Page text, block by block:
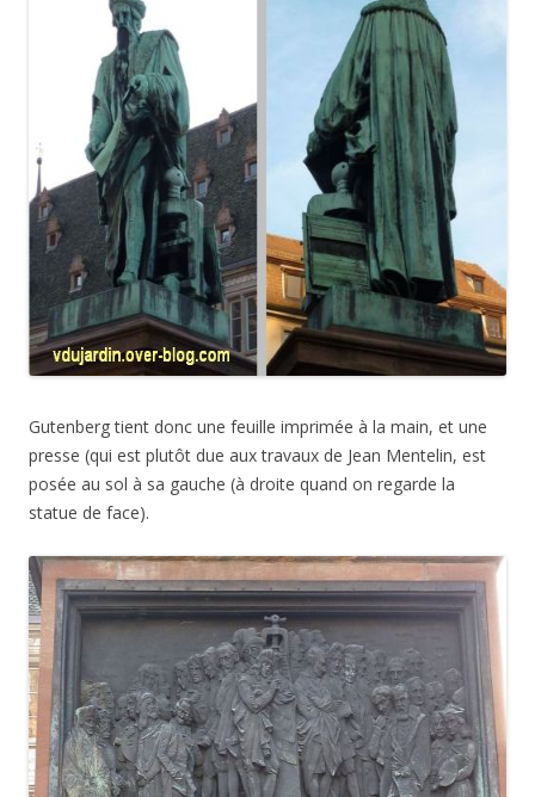
Gutenberg tient donc une feuille imprimée à la main, et une
presse (qui est plutôt due aux travaux de Jean Mentelin, est
posée au sol à sa gauche (à droite quand on regarde la
statue de face).